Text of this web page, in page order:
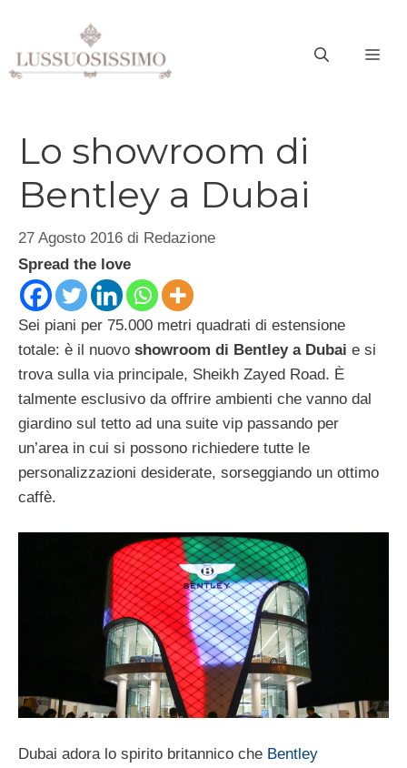
contenuto
Lo showroom di
Bentley a Dubai
27 Agosto 2016 di Redazione
Spread the love
Sei piani per 75.000 metri quadrati di estensione
totale: è il nuovo showroom di Bentley a Dubai e si
trova sulla via principale, Sheikh Zayed Road. È
talmente esclusivo da offrire ambienti che vanno dal
giardino sul tetto ad una suite vip passando per
un’area in cui si possono richiedere tutte le
personalizzazioni desiderate, sorseggiando un ottimo
caffè.
Dubai adora lo spirito britannico che Bentley